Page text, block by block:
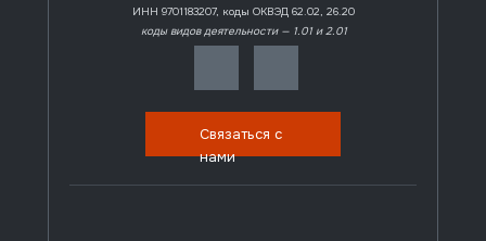
ИНН 9701183207, коды ОКВЭД 62.02, 26.20
коды видов деятельности — 1.01 и 2.01
Связаться с
нами